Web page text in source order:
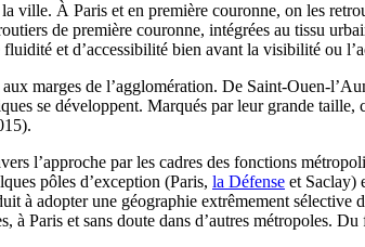
ville. À Paris et en première couronne, on les
de première couronne, intégrées au tissu
et d’accessibilité bien avant la visibilité ou
marges de l’agglomération. De Saint-Ouen-
se développent. Marqués par leur grande
l’approche par les cadres des fonctions
pôles d’exception (Paris, la Défense et Saclay)
à adopter une géographie extrêmement
à Paris et sans doute dans d’autres métropoles.